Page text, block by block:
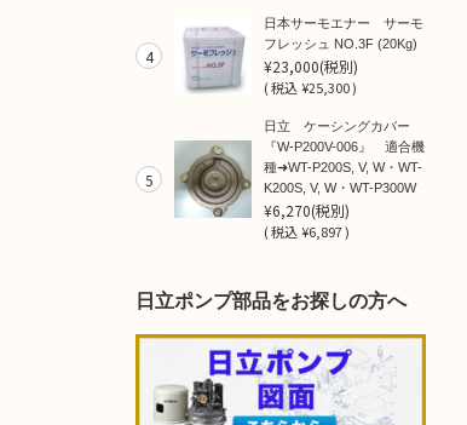
4
日本サーモエナー サーモ
フレッシュ NO.3F (20Kg)
¥23,000(税別)
(税込¥25,300 )
5
日立 ケーシングカバー
『W-P200V-006』 適合機
種➜WT-P200S, V, W・WT-
K200S, V, W・WT-P300W
¥6,270(税別)
(税込¥6,897 )
日立ポンプ部品をお探しの方へ